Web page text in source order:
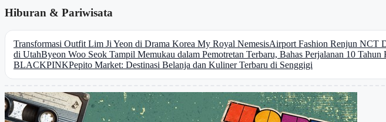
Hiburan & Pariwisata
Transformasi Outfit Lim Ji Yeon di Drama Korea My Royal NemesisAirport Fashion Renjun NCT
di UtahByeon Woo Seok Tampil Memukau dalam Pemotretan Terbaru, Bahas Perjalanan 10 Tahun
BLACKPINKPepito Market: Destinasi Belanja dan Kuliner Terbaru di Senggigi